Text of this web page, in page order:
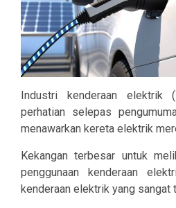
Industri kenderaan elektrik
perhatian selepas
menawarkan kereta elektrik
Kekangan terbesar untuk
penggunaan kenderaan
kenderaan elektrik yang sangat